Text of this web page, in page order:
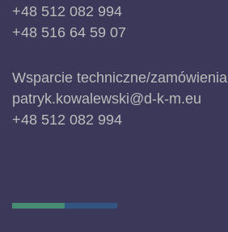
+48 512 082 994
+48 516 64 59 07
Wsparcie techniczne/zamówienia
patryk.kowalewski@d-k-m.eu
+48 512 082 994